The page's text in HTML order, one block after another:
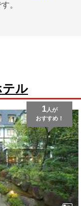
。
ル
1人が
おすすめ！